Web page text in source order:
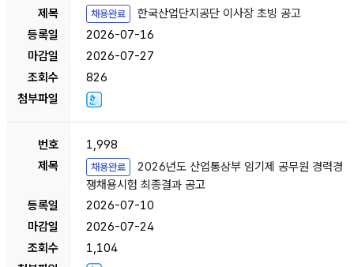
채용완료
한국산업단지공단 이사장 초빙 공고
2026-07-16
2026-07-27
826
1,998
채용완료
2026년도 산업통상부 임기제 공무원 경력경
쟁채용시험 최종결과 공고
2026-07-10
2026-07-24
1,104